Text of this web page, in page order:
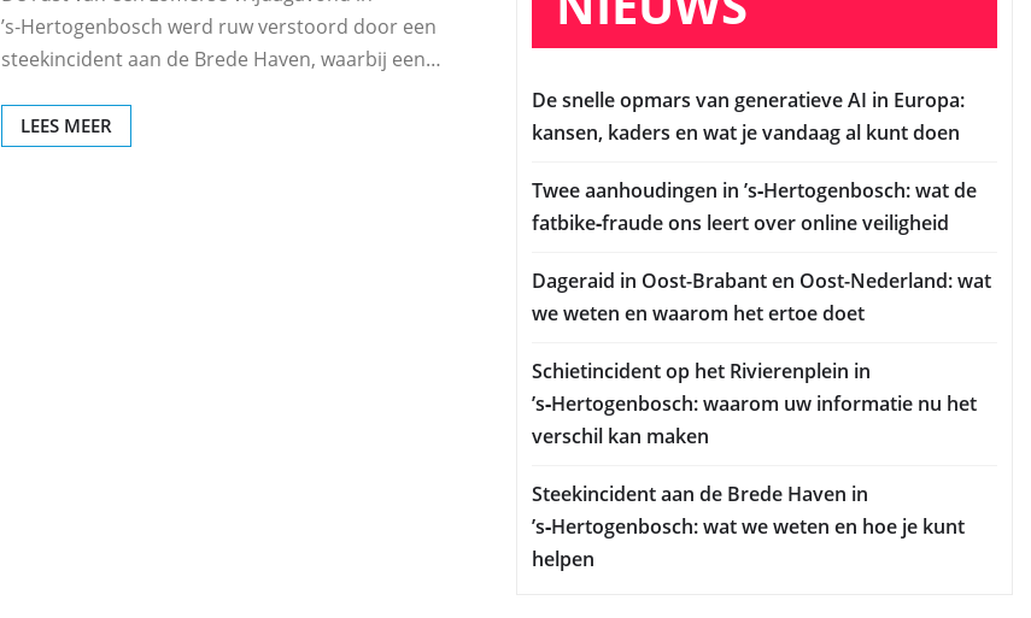
’s‑Hertogenbosch werd ruw verstoord door een
steekincident aan de Brede Haven, waarbij een…
LEES MEER
De snelle opmars van generatieve AI in Europa:
kansen, kaders en wat je vandaag al kunt doen
Twee aanhoudingen in ’s‑Hertogenbosch: wat de
fatbike‑fraude ons leert over online veiligheid
Dageraid in Oost-Brabant en Oost-Nederland: wat
we weten en waarom het ertoe doet
Schietincident op het Rivierenplein in
’s‑Hertogenbosch: waarom uw informatie nu het
verschil kan maken
Steekincident aan de Brede Haven in
’s‑Hertogenbosch: wat we weten en hoe je kunt
helpen